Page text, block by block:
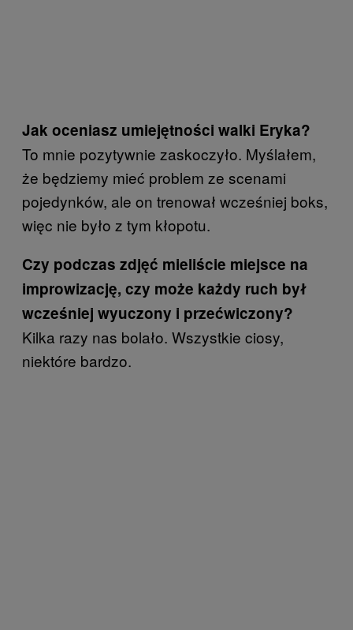
Jak oceniasz umiejętności walki Eryka?
To mnie pozytywnie zaskoczyło. Myślałem,
że będziemy mieć problem ze scenami
pojedynków, ale on trenował wcześniej boks,
więc nie było z tym kłopotu.
Czy podczas zdjęć mieliście miejsce na
improwizację, czy może każdy ruch był
wcześniej wyuczony i przećwiczony?
Kilka razy nas bolało. Wszystkie ciosy,
niektóre bardzo.